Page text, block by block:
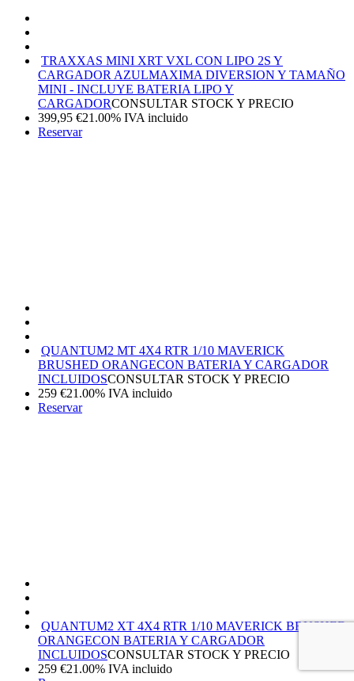
TRAXXAS MINI XRT VXL CON LIPO 2S Y
CARGADOR AZULMAXIMA DIVERSION Y TAMAÑO
MINI - INCLUYE BATERIA LIPO Y
CARGADORCONSULTAR STOCK Y PRECIO
399,95 €21.00% IVA incluido
Reservar
QUANTUM2 MT 4X4 RTR 1/10 MAVERICK
BRUSHED ORANGECON BATERIA Y CARGADOR
INCLUIDOSCONSULTAR STOCK Y PRECIO
259 €21.00% IVA incluido
Reservar
QUANTUM2 XT 4X4 RTR 1/10 MAVERICK BRUSHED
ORANGECON BATERIA Y CARGADOR
INCLUIDOSCONSULTAR STOCK Y PRECIO
259 €21.00% IVA incluido